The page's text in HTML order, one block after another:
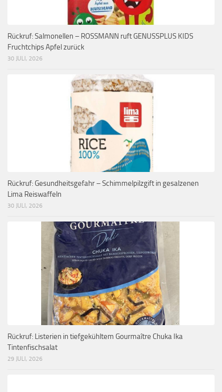
Rückruf: Salmonellen – ROSSMANN ruft GENUSSPLUS KIDS
Fruchtchips Apfel zurück
30 JULI, 2026
Rückruf: Gesundheitsgefahr – Schimmelpilzgift in gesalzenen
Lima Reiswaffeln
30 JULI, 2026
Rückruf: Listerien in tiefgekühltem Gourmaître Chuka Ika
Tintenfischsalat
29 JULI, 2026